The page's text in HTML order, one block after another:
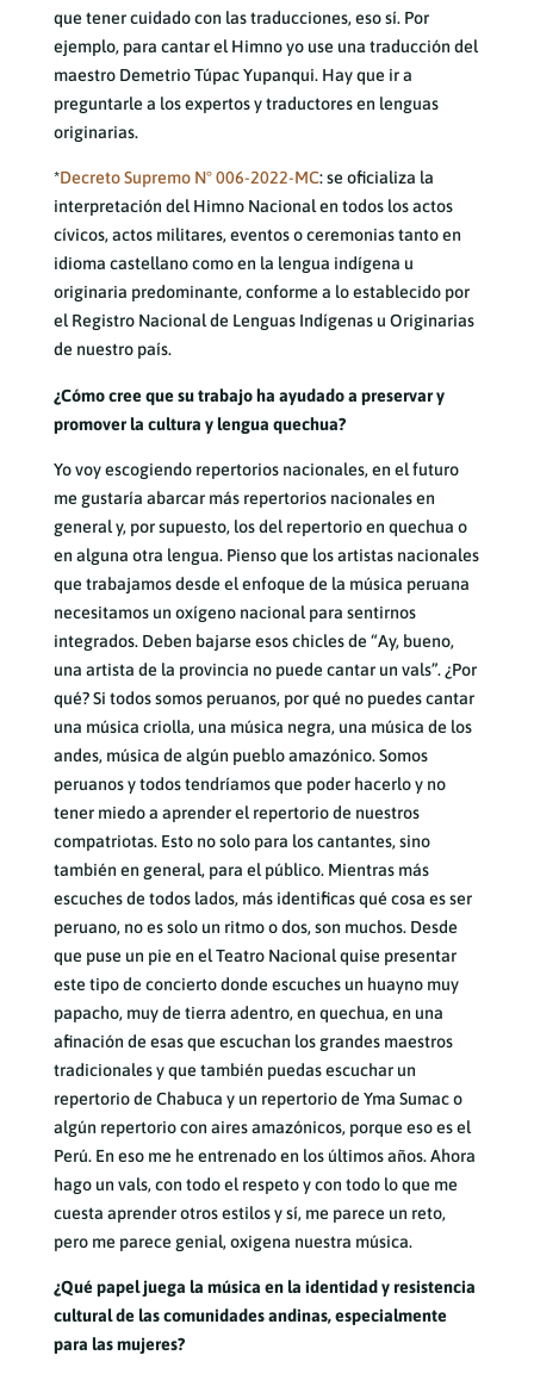
que tener cuidado con las traducciones, eso sí. Por
ejemplo, para cantar el Himno yo use una traducción del
maestro Demetrio Túpac Yupanqui. Hay que ir a
preguntarle a los expertos y traductores en lenguas
originarias.
*Decreto Supremo N° 006-2022-MC: se oficializa la
interpretación del Himno Nacional en todos los actos
cívicos, actos militares, eventos o ceremonias tanto en
idioma castellano como en la lengua indígena u
originaria predominante, conforme a lo establecido por
el Registro Nacional de Lenguas Indígenas u Originarias
de nuestro país.
¿Cómo cree que su trabajo ha ayudado a preservar y
promover la cultura y lengua quechua?
Yo voy escogiendo repertorios nacionales, en el futuro
me gustaría abarcar más repertorios nacionales en
general y, por supuesto, los del repertorio en quechua o
en alguna otra lengua. Pienso que los artistas nacionales
que trabajamos desde el enfoque de la música peruana
necesitamos un oxígeno nacional para sentirnos
integrados. Deben bajarse esos chicles de “Ay, bueno,
una artista de la provincia no puede cantar un vals”. ¿Por
qué? Si todos somos peruanos, por qué no puedes cantar
una música criolla, una música negra, una música de los
andes, música de algún pueblo amazónico. Somos
peruanos y todos tendríamos que poder hacerlo y no
tener miedo a aprender el repertorio de nuestros
compatriotas. Esto no solo para los cantantes, sino
también en general, para el público. Mientras más
escuches de todos lados, más identificas qué cosa es ser
peruano, no es solo un ritmo o dos, son muchos. Desde
que puse un pie en el Teatro Nacional quise presentar
este tipo de concierto donde escuches un huayno muy
papacho, muy de tierra adentro, en quechua, en una
afinación de esas que escuchan los grandes maestros
tradicionales y que también puedas escuchar un
repertorio de Chabuca y un repertorio de Yma Sumac o
algún repertorio con aires amazónicos, porque eso es el
Perú. En eso me he entrenado en los últimos años. Ahora
hago un vals, con todo el respeto y con todo lo que me
cuesta aprender otros estilos y sí, me parece un reto,
pero me parece genial, oxigena nuestra música.
¿Qué papel juega la música en la identidad y resistencia
cultural de las comunidades andinas, especialmente
para las mujeres?